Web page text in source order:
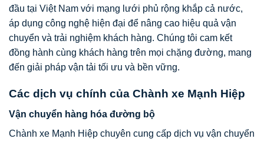
đầu tại Việt Nam với mạng lưới phủ rộng khắp cả nước,
áp dụng công nghệ hiện đại để nâng cao hiệu quả vận
chuyển và trải nghiệm khách hàng. Chúng tôi cam kết
đồng hành cùng khách hàng trên mọi chặng đường, mang
đến giải pháp vận tải tối ưu và bền vững.
Các dịch vụ chính của Chành xe Mạnh Hiệp
Vận chuyển hàng hóa đường bộ
Chành xe Mạnh Hiệp chuyên cung cấp dịch vụ vận chuyển